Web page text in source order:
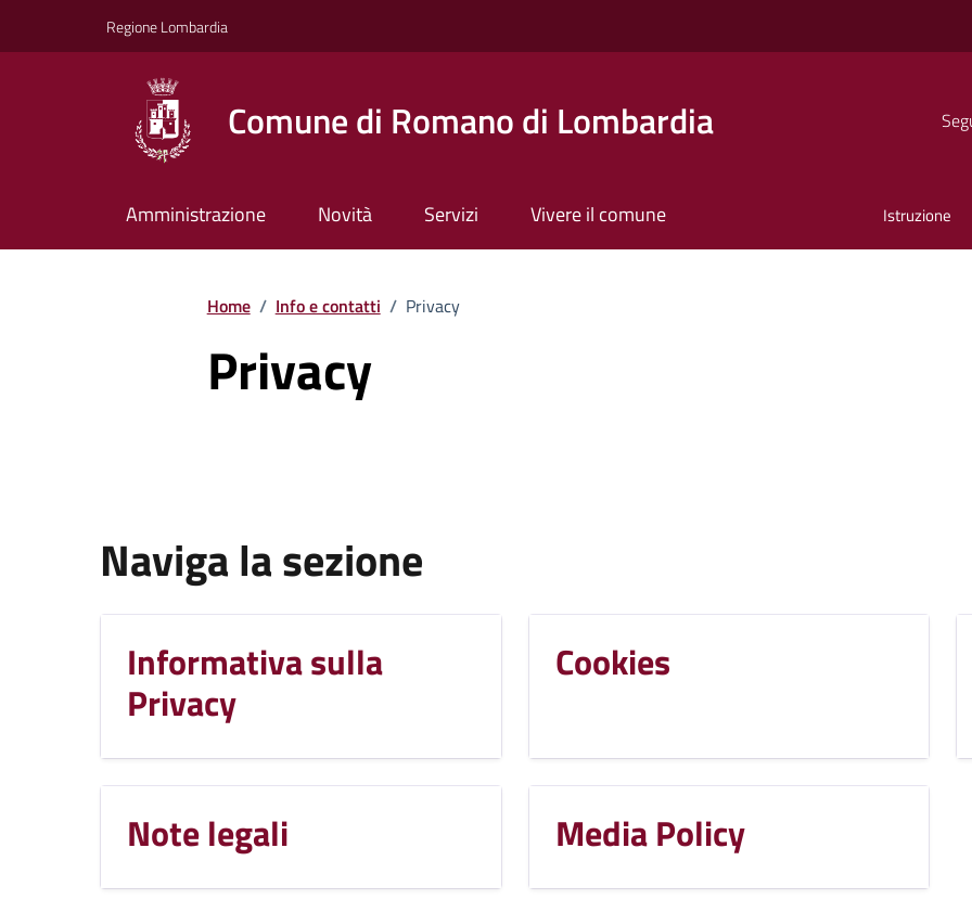
Regione Lombardia
Comune di Romano di Lombardia
Amministrazione Novità Servizi Vivere il comune Istruzione
Home / Info e contatti / Privacy
Privacy
Naviga la sezione
Informativa sulla
Privacy
Cookies
Note legali Media Policy